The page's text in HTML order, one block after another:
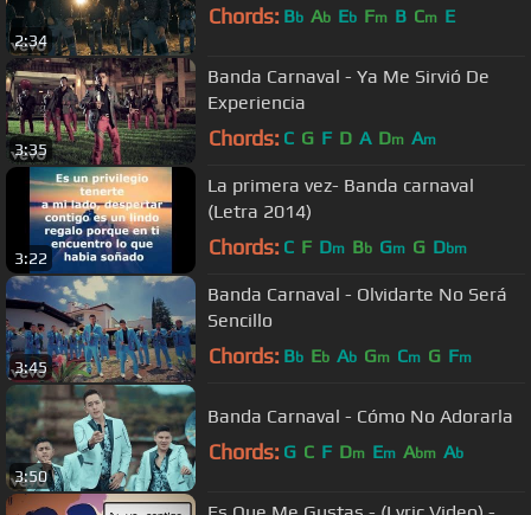
2:34
Chords: Bb Ab Eb Fm B Cm E
3:35
Banda Carnaval - Ya Me Sirvió De
Experiencia
Chords: C G F D A Dm Am
3:22
La primera vez- Banda carnaval
(Letra 2014)
Chords: C F Dm Bb Gm G Dbm
3:45
Banda Carnaval - Olvidarte No Será
Sencillo
Chords: Bb Eb Ab Gm Cm G Fm
3:50
Banda Carnaval - Cómo No Adorarla
Chords: G C F Dm Em Abm Ab